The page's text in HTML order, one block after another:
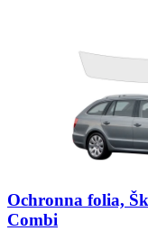
Ochronna folia,
Combi